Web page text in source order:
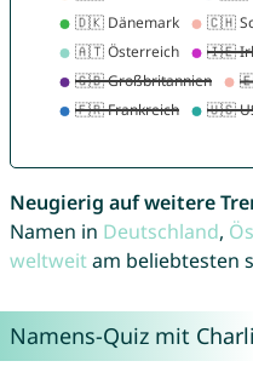
Neugierig auf weitere
Namen in Deutschland,
weltweitam beliebtesten
Namens-Quiz mit